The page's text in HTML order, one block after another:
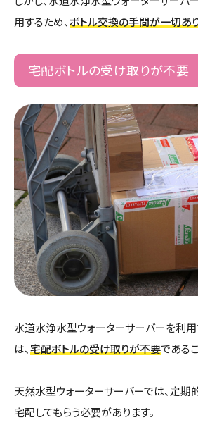
用するため、 ボトル交換の手間が一切あ
宅配ボトルの受け取りが不要
水道水浄水型ウォーターサーバーを利
は、 宅配ボトルの受け取りが不要である
天然水型ウォーターサーバーでは、定期
宅配してもらう必要があります。